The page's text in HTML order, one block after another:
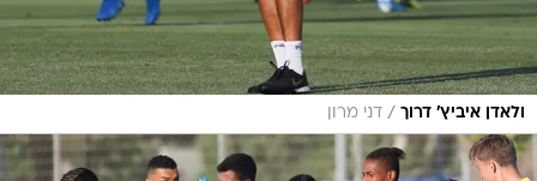
ולאדן איביץ' דרוך / דני מרון